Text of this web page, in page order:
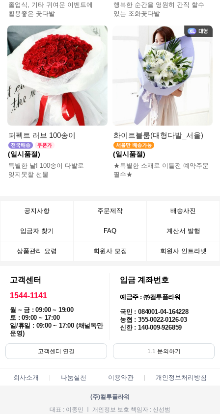
졸업식, 기타 귀여운 이벤트에
활용좋은 꽃다발
행복한 순간을 영원히 간직 할수
있는 조화꽃다발
퍼펙트 러브 100송이
(일시품절)
특별한 날! 100송이 다발로
잊지못할 선물
화이트블룸(대형다발_서울)
(일시품절)
★특별한 소재로 이틀전 예약주문
필수★
공지사항 주문제작 배송사진
입금자 찾기 FAQ 계산서 발행
상품관리 요령 회원사 모집 회원사 인트라넷
고객센터
1544-1141
월 ~ 금 : 09:00 ~ 19:00
토 : 09:00 ~ 17:00
일/휴일 : 09:00 ~ 17:00 (채널톡만
운영)
입금 계좌번호
예금주 : ㈜컬투플라워
국민 : 084001-04-164228
농협 : 355-0022-0126-03
신한 : 140-009-926859
고객센터 연결 1:1 문의하기
회사소개 나눔실천 이용약관 개인정보처리방침
(주)컬투플라워
대표 : 이종민 ㅣ 개인정보 보호 책임자 : 신선범